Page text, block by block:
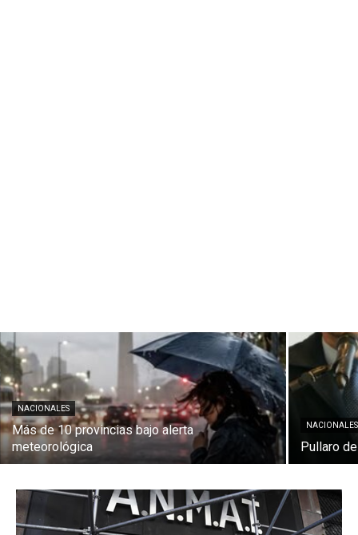
NACIONALES
Más de 10 provincias bajo alerta
meteorológica
NACIONALES
Pullaro